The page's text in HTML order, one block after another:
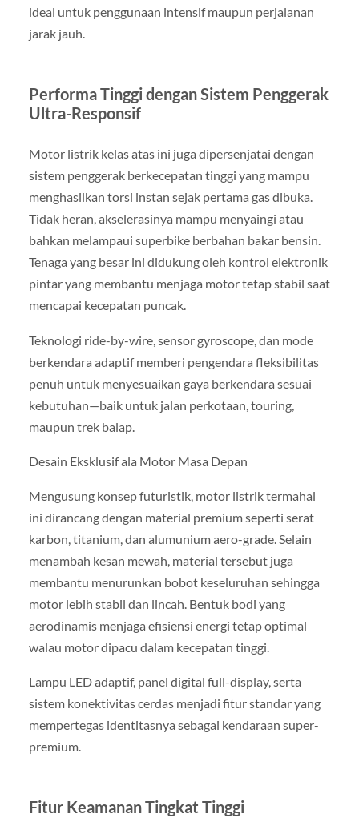
ideal untuk penggunaan intensif maupun perjalanan
jarak jauh.
Performa Tinggi dengan Sistem Penggerak
Ultra-Responsif
Motor listrik kelas atas ini juga dipersenjatai dengan
sistem penggerak berkecepatan tinggi yang mampu
menghasilkan torsi instan sejak pertama gas dibuka.
Tidak heran, akselerasinya mampu menyaingi atau
bahkan melampaui superbike berbahan bakar bensin.
Tenaga yang besar ini didukung oleh kontrol elektronik
pintar yang membantu menjaga motor tetap stabil saat
mencapai kecepatan puncak.
Teknologi ride-by-wire, sensor gyroscope, dan mode
berkendara adaptif memberi pengendara fleksibilitas
penuh untuk menyesuaikan gaya berkendara sesuai
kebutuhan—baik untuk jalan perkotaan, touring,
maupun trek balap.
Desain Eksklusif ala Motor Masa Depan
Mengusung konsep futuristik, motor listrik termahal
ini dirancang dengan material premium seperti serat
karbon, titanium, dan alumunium aero-grade. Selain
menambah kesan mewah, material tersebut juga
membantu menurunkan bobot keseluruhan sehingga
motor lebih stabil dan lincah. Bentuk bodi yang
aerodinamis menjaga efisiensi energi tetap optimal
walau motor dipacu dalam kecepatan tinggi.
Lampu LED adaptif, panel digital full-display, serta
sistem konektivitas cerdas menjadi fitur standar yang
mempertegas identitasnya sebagai kendaraan super-
premium.
Fitur Keamanan Tingkat Tinggi